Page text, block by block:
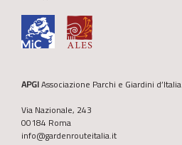
APGIAssociazione Parchi e Giardini d’Italia
Via Nazionale, 243
00184 Roma
info@gardenrouteitalia.it